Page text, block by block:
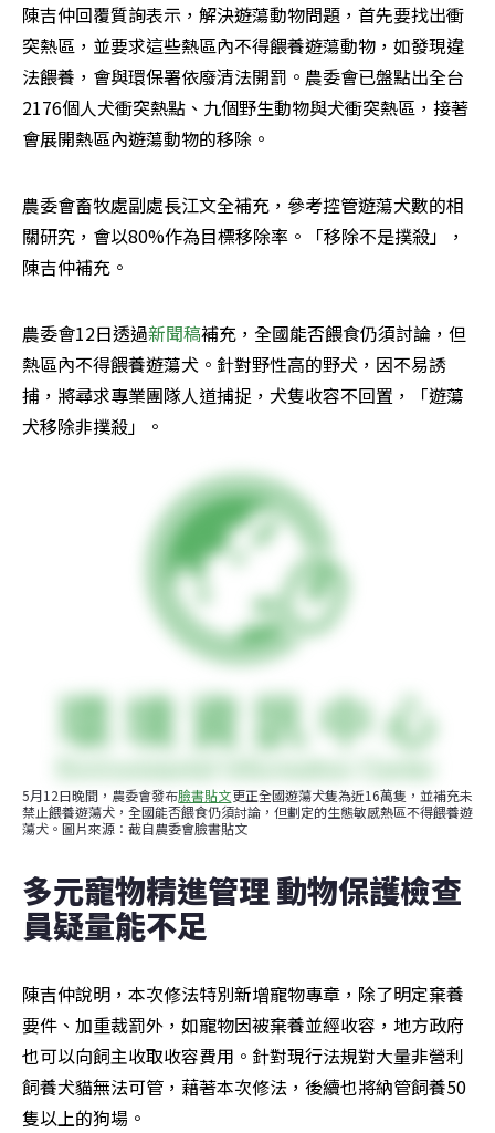
陳吉仲回覆質詢表示，解決遊蕩動物問題，首先要找出衝
突熱區，並要求這些熱區內不得餵養遊蕩動物，如發現違
法餵養，會與環保署依廢清法開罰。農委會已盤點出全台
2176個人犬衝突熱點、九個野生動物與犬衝突熱區，接著
會展開熱區內遊蕩動物的移除。
農委會畜牧處副處長江文全補充，參考控管遊蕩犬數的相
關研究，會以80%作為目標移除率。「移除不是撲殺」，
陳吉仲補充。
農委會12日透過新聞稿補充，全國能否餵食仍須討論，但
熱區內不得餵養遊蕩犬。針對野性高的野犬，因不易誘
捕，將尋求專業團隊人道捕捉，犬隻收容不回置，「遊蕩
犬移除非撲殺」。
5月12日晚間，農委會發布臉書貼文更正全國遊蕩犬隻為近16萬隻，並補充未
禁止餵養遊蕩犬，全國能否餵食仍須討論，但劃定的生態敏感熱區不得餵養遊
蕩犬。圖片來源：截自農委會臉書貼文
多元寵物精進管理 動物保護檢查
員疑量能不足
陳吉仲說明，本次修法特別新增寵物專章，除了明定棄養
要件、加重裁罰外，如寵物因被棄養並經收容，地方政府
也可以向飼主收取收容費用。針對現行法規對大量非營利
飼養犬貓無法可管，藉著本次修法，後續也將納管飼養50
隻以上的狗場。